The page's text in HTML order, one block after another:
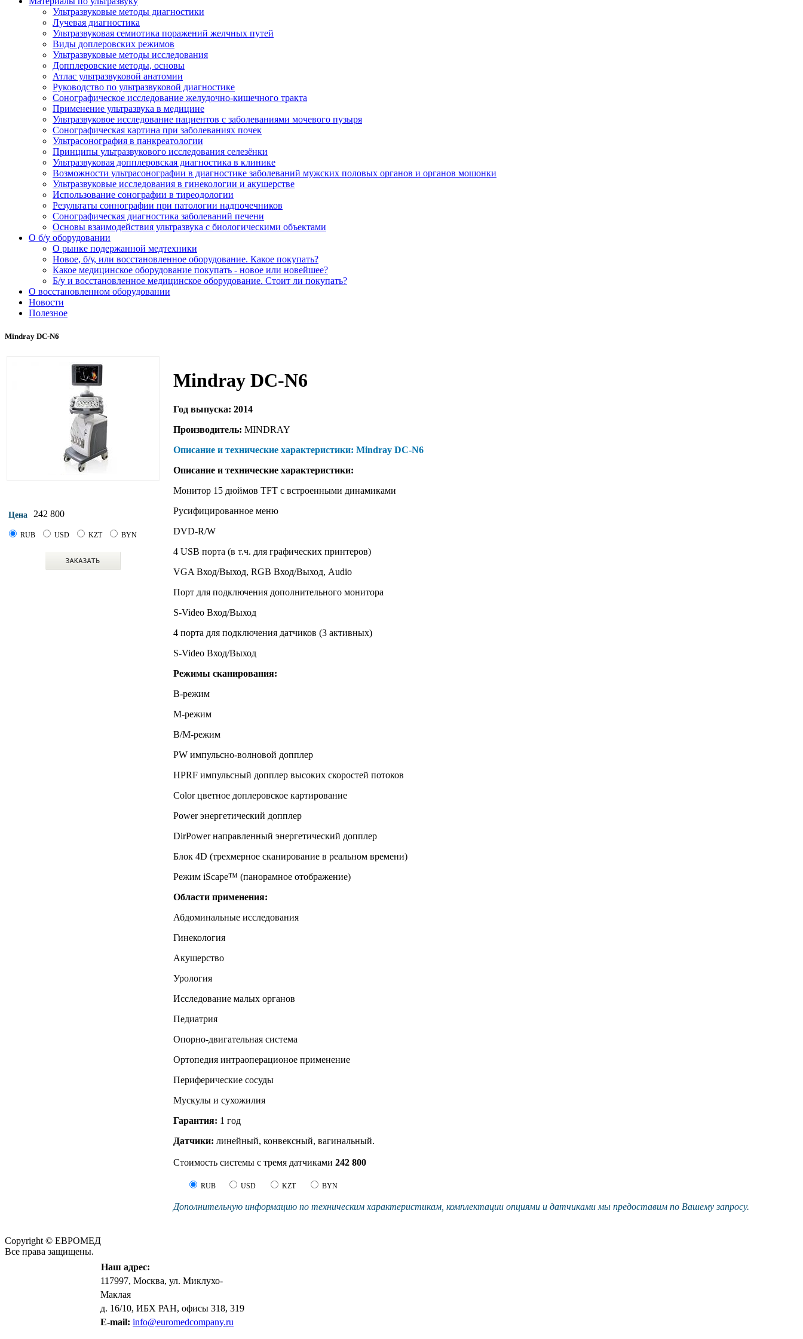
Ультразвуковые методы диагностики
Лучевая диагностика
Ультразвуковая семиотика поражений желчных путей
Виды доплеровских режимов
Ультразвуковые методы исследования
Допплеровские методы, основы
Атлас ультразвуковой анатомии
Руководство по ультразвуковой диагностике
Сонографическое исследование желудочно-кишечного тракта
Применение ультразвука в медицине
Ультразвуковое исследование пациентов с заболеваниями мочевого пузыря
Сонографическая картина при заболеваниях почек
Ультрасонография в панкреатологии
Принципы ультразвукового исследования селезёнки
Ультразвуковая допплеровская диагностика в клинике
Возможности ультрасонографии в диагностике заболеваний мужских половых органов и органов мошонки
Ультразвуковые исследования в гинекологии и акушерстве
Использование сонографии в тиреодологии
Результаты соннографии при патологии надпочечников
Сонографическая диагностика заболеваний печени
Основы взаимодействия ультразвука с биологическими объектами
O б/у оборудовании
О рынке подержанной медтехники
Новое, б/у, или восстановленное оборудование. Какое покупать?
Какое медицинское оборудование покупать - новое или новейшее?
Б/у и восстановленное медицинское оборудование. Стоит ли покупать?
О восстановленном оборудовании
Новости
Полезное
Mindray DC-N6
Цена 242 800
RUB USD KZT BYN
Mindray DC-N6
Год выпуска: 2014
Производитель: MINDRAY
Описание и технические характеристики: Mindray DC-N6
Описание и технические характеристики:
Монитор 15 дюймов TFT с встроенными динамиками
Русифицированное меню
DVD-R/W
4 USB порта (в т.ч. для графических принтеров)
VGA Вход/Выход, RGB Вход/Выход, Audio
Порт для подключения дополнительного монитора
S-Video Вход/Выход
4 порта для подключения датчиков (3 активных)
S-Video Вход/Выход
Режимы сканирования:
B-режим
М-режим
B/M-режим
PW импульсно-волновой допплер
HPRF импульсный допплер высоких скоростей потоков
Color цветное доплеровское картирование
Power энергетический допплер
DirPower направленный энергетический допплер
Блок 4D (трехмерное сканирование в реальном времени)
Режим iScape™ (панорамное отображение)
Области применения:
Абдоминальные исследования
Гинекология
Акушерство
Урология
Исследование малых органов
Педиатрия
Опорно-двигательная система
Ортопедия интраоперационое применение
Периферические сосуды
Мускулы и сухожилия
Гарантия: 1 год
Датчики: линейный, конвексный, вагинальный.
Стоимость системы с тремя датчиками 242 800
RUB USD KZT BYN
Дополнительную информацию по техническим характеристикам, комплектации опциями и датчиками мы предоставим по Вашему запросу.
Copyright © ЕВРОМЕД
Все права защищены.
Наш адрес:
117997, Москва, ул. Миклухо-
Маклая
д. 16/10, ИБХ РАН, офисы 318, 319
E-mail: info@euromedcompany.ru